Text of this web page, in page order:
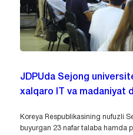
JDPUda Sejong
xalqaro IT va madaniyat
Koreya Respublikasining nufuzli
buyurgan 23 nafar talaba hamda